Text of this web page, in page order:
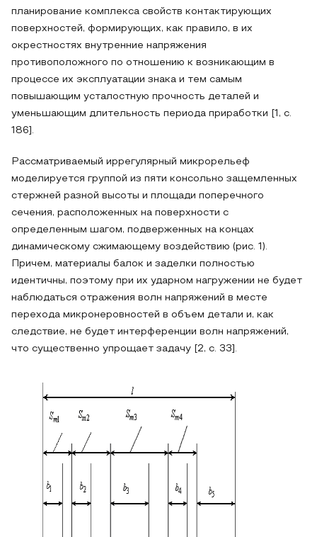
планирование комплекса свойств контактирующих
поверхностей, формирующих, как правило, в их
окрестностях внутренние напряжения
противоположного по отношению к возникающим в
процессе их эксплуатации знака и тем самым
повышающим усталостную прочность деталей и
уменьшающим длительность периода приработки [1, с.
186].
Рассматриваемый иррегулярный микрорельеф
моделируется группой из пяти консольно защемленных
стержней разной высоты и площади поперечного
сечения, расположенных на поверхности с
определенным шагом, подверженных на концах
динамическому сжимающему воздействию (рис. 1).
Причем, материалы балок и заделки полностью
идентичны, поэтому при их ударном нагружении не будет
наблюдаться отражения волн напряжений в месте
перехода микронеровностей в объем детали и, как
следствие, не будет интерференции волн напряжений,
что существенно упрощает задачу [2, с. 33].